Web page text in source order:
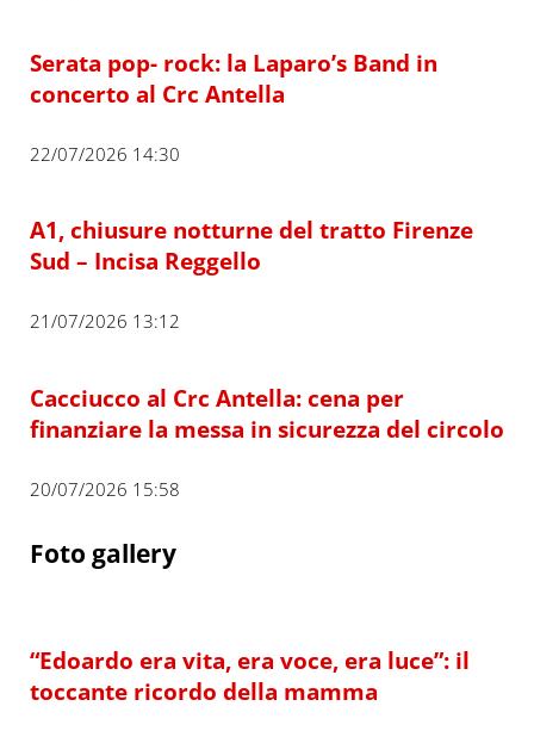
Serata pop- rock: la Laparo’s Band in
concerto al Crc Antella
22/07/2026 14:30
A1, chiusure notturne del tratto Firenze
Sud – Incisa Reggello
21/07/2026 13:12
Cacciucco al Crc Antella: cena per
finanziare la messa in sicurezza del circolo
20/07/2026 15:58
Foto gallery
“Edoardo era vita, era voce, era luce”: il
toccante ricordo della mamma